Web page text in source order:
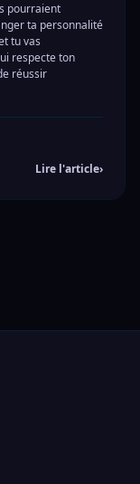
pourraient
ta personnalité
tu vas
respecte ton
réussir
Lire l'article›